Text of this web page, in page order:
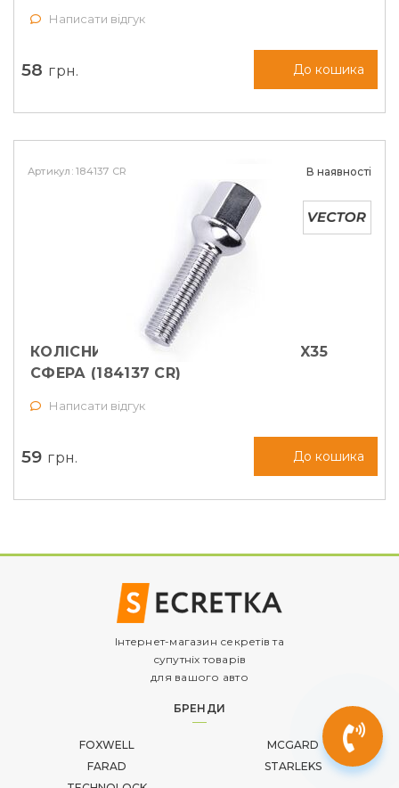
Написати відгук
58 грн. До кошика
Артикул: 184137 CR В наявності
КОЛІСНИЙ БОЛТ VECTOR M14X1,5X35
СФЕРА (184137 CR)
Написати відгук
59 грн. До кошика
Інтернет-магазин секретів та
супутніх товарів
для вашого авто
БРЕНДИ
FOXWELL
MCGARD
FARAD
STARLEKS